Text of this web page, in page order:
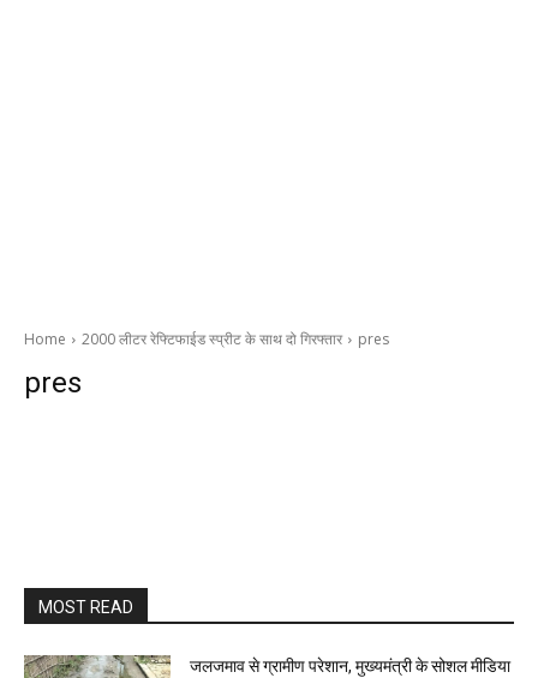
Home 2000 लीटर रेफ्टिफाईड स्प्रीट के साथ दो गिरफ्तार pres
pres
MOST READ
जलजमाव से ग्रामीण परेशान, मुख्यमंत्री के सोशल मीडिया